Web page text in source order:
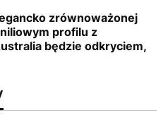
zrównoważonej
profilu z
będzie odkryciem,